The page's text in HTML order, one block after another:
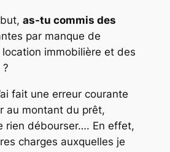
as-tu commis des
par manque de
immobilière et des
fait une erreur courante
au montant du prêt,
rien débourser…. En effet,
charges auxquelles je